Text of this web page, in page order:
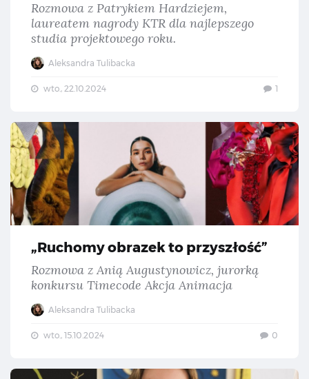
Rozmowa z Patrykiem Hardziejem,
laureatem nagrody KTR dla najlepszego
studia projektowego roku.
Aleksandra Tulibacka
wto., 22.10.2024 1
„Ruchomy obrazek to przyszłość”
Rozmowa z Anią Augustynowicz, jurorką
konkursu Timecode Akcja Animacja
Aleksandra Tulibacka
wto., 15.10.2024 0